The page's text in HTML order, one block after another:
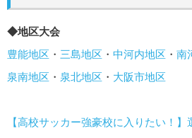
◆地区大会
豊能地区 ・ 三島地区 ・ 中河内地区 ・ 南
泉南地区 ・ 泉北地区 ・ 大阪市地区
【高校サッカー強豪校に入りたい！